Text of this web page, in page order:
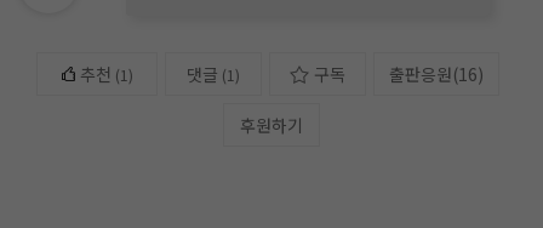
추천 (1) 댓글 (1) 구독 출판응원(16)
후원하기